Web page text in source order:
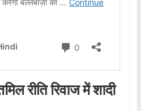
रीति रिवाज में शादी